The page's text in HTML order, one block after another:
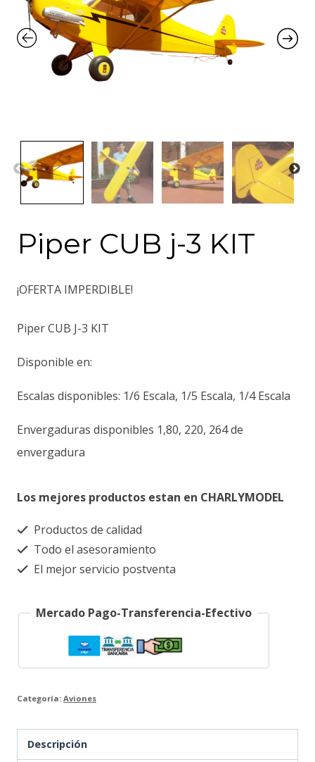
Piper CUB j-3 KIT
¡OFERTA IMPERDIBLE!
Piper CUB J-3 KIT
Disponible en:
Escalas disponibles: 1/6 Escala, 1/5 Escala, 1/4 Escala
Envergaduras disponibles 1,80, 220, 264 de
envergadura
Los mejores productos estan en CHARLYMODEL
Productos de calidad
Todo el asesoramiento
El mejor servicio postventa
Mercado Pago-Transferencia-Efectivo
Categoría: Aviones
Descripción